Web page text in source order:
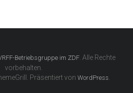
Betriebsgruppe im ZDF. Alle Rechte
vorbehalten.
Präsentiert vonWordPress